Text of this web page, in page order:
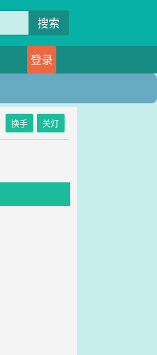
搜索
登录
换手 关灯